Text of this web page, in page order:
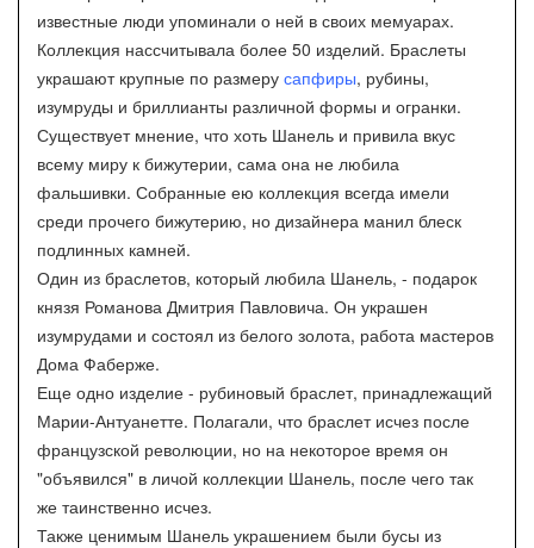
известные люди упоминали о ней в своих мемуарах.
Коллекция нассчитывала более 50 изделий. Браслеты
украшают крупные по размеру сапфиры, рубины,
изумруды и бриллианты различной формы и огранки.
Существует мнение, что хоть Шанель и привила вкус
всему миру к бижутерии, сама она не любила
фальшивки. Собранные ею коллекция всегда имели
среди прочего бижутерию, но дизайнера манил блеск
подлинных камней.
Один из браслетов, который любила Шанель, - подарок
князя Романова Дмитрия Павловича. Он украшен
изумрудами и состоял из белого золота, работа мастеров
Дома Фаберже.
Еще одно изделие - рубиновый браслет, принадлежащий
Марии-Антуанетте. Полагали, что браслет исчез после
французской революции, но на некоторое время он
"объявился" в личой коллекции Шанель, после чего так
же таинственно исчез.
Также ценимым Шанель украшением были бусы из